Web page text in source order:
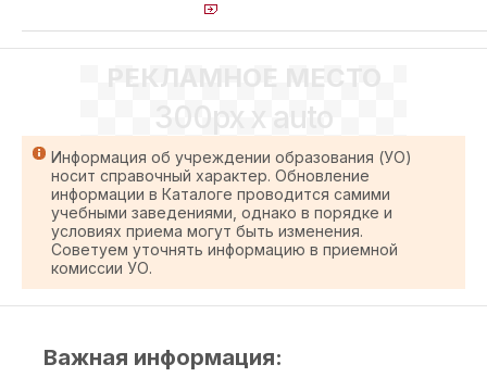
РЕКЛАМНОЕ МЕСТО
300px x auto
Информация об учреждении образования (УО)
носит справочный характер. Обновление
информации в Каталоге проводится самими
учебными заведениями, однако в порядке и
условиях приема могут быть изменения.
Советуем уточнять информацию в приемной
комиссии УО.
Важная информация: